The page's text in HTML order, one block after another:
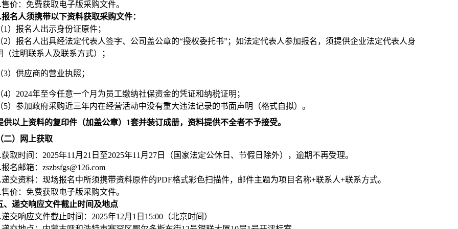
售价：免费获取电子版采购文件。
报名人须携带以下资料获取采购文件：
（1）报名人出示身份证原件；
（2）报名人出具经法定代表人签字、公司盖公章的“授权委托书”； 如法定代表人参加报名，须提供企业法定代表人身
（注明联系人及联系方式）
；
（3） 供应商的营业执照；
（4）2024年至今任意一个月为员工缴纳社保资金的凭证和纳税证明 ；
（5）参加政府采购近三年内在经营活动中没有重大违法记录的书面声明（格式自拟）。
供以上资料的复印件（加盖公章）1套并装订成册，资料提供不全者不予接受。
（二）网上获取
获取时间：2025年11月21日至2025年11月27日（国家法定公休日、节假日除外），逾期不再受理。
报名邮箱：zszbsfgs@126.com
递交资料：现场报名中所须携带资料原件的PDF格式彩色扫描件，邮件主题为项目名称+联系人+联系方式。
售价： 免费获取电子版采购文件。
、递交响应文件截止时间及地点
递交响应文件截止时间： 2025年12月1日 15:00 （北京时间）